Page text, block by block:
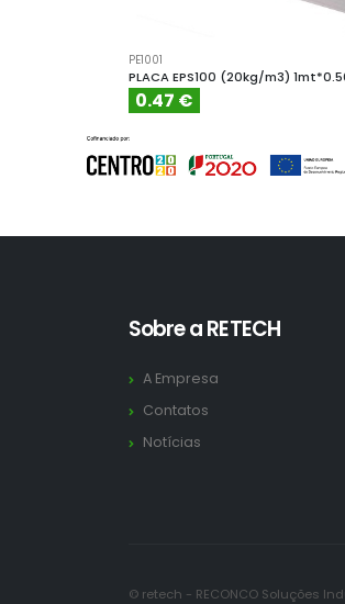
PE1001
PLACA EPS100 (20kg/m3)
0.47 €
Sobre a RETECH
A Empresa
Contatos
Notícias
© retech - RECONCO Soluções